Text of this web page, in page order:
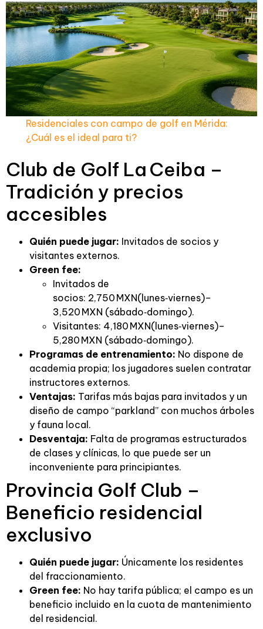
Residenciales con campo de golf en Mérida:
¿Cuál es el ideal para ti?
Club de Golf La Ceiba –
Tradición y precios
accesibles
Quién puede jugar: Invitados de socios y
visitantes externos.
Green fee:
Invitados de
socios: 2,750 MXN(lunes‑viernes)–
3,520 MXN (sábado‑domingo).
Visitantes: 4,180 MXN(lunes‑viernes)–
5,280 MXN (sábado‑domingo).
Programas de entrenamiento: No dispone de
academia propia; los jugadores suelen contratar
instructores externos.
Ventajas: Tarifas más bajas para invitados y un
diseño de campo “parkland” con muchos árboles
y fauna local.
Desventaja: Falta de programas estructurados
de clases y clínicas, lo que puede ser un
inconveniente para principiantes.
Provincia Golf Club –
Beneficio residencial
exclusivo
Quién puede jugar: Únicamente los residentes
del fraccionamiento.
Green fee: No hay tarifa pública; el campo es un
beneficio incluido en la cuota de mantenimiento
del residencial.